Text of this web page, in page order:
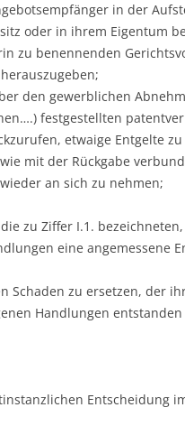
in der
oder in ihrem Eigentum
zu benennenden
den gewerblichen
festgestellten
etwaige Entgelte
mit der Rückgabe
an sich zu nehmen;
zu Ziffer I.1.
eine angemessene
Schaden zu ersetzen, der
Handlungen
Entscheidung